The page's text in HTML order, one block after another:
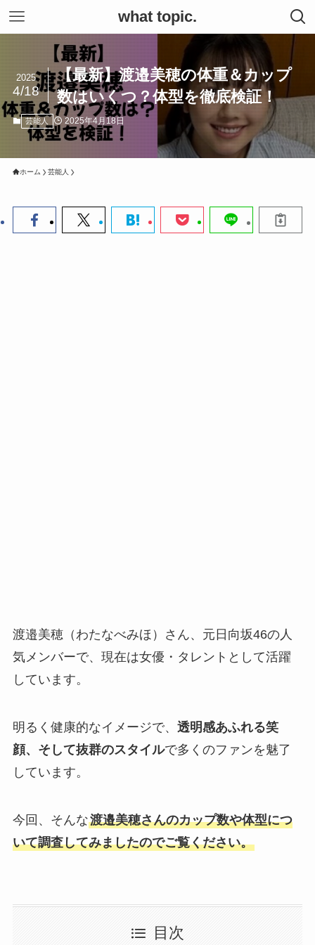
what topic.
【最新】渡邉美穂の体重＆カップ
数はいくつ？体型を徹底検証！
2025
4/18
芸能人 2025年4月18日
ホーム 芸能人
渡邉美穂（わたなべみほ）さん、元日向坂46の人
気メンバーで、現在は女優・タレントとして活躍
しています。
明るく健康的なイメージで、 透明感あふれる笑
顔、そして抜群のスタイルで多くのファンを魅了
しています。
今回、そんな渡邉美穂さんのカップ数や体型につ
いて調査してみましたのでご覧ください。
目次